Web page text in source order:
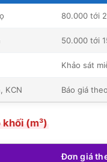
80.000 tới
50.000 tới
Khảo sát
KCN Báo giá
khối (m³)
Đơn giá